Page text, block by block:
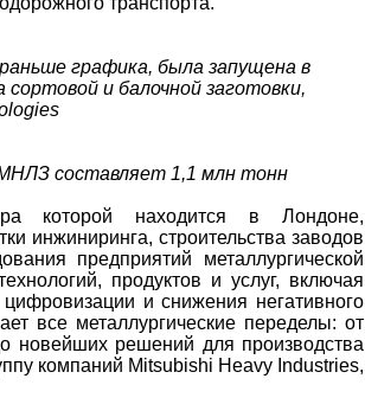
графика, была запущена в
и балочной заготовки,
МНЛЗ составляет 1,1 млн тонн
которой находится в Лондоне,
инжиниринга, строительства заводов
предприятий металлургической
продуктов и услуг, включая
и снижения негативного
все металлургические переделы: от
новейших решений для производства
компаний Mitsubishi Heavy Industries,